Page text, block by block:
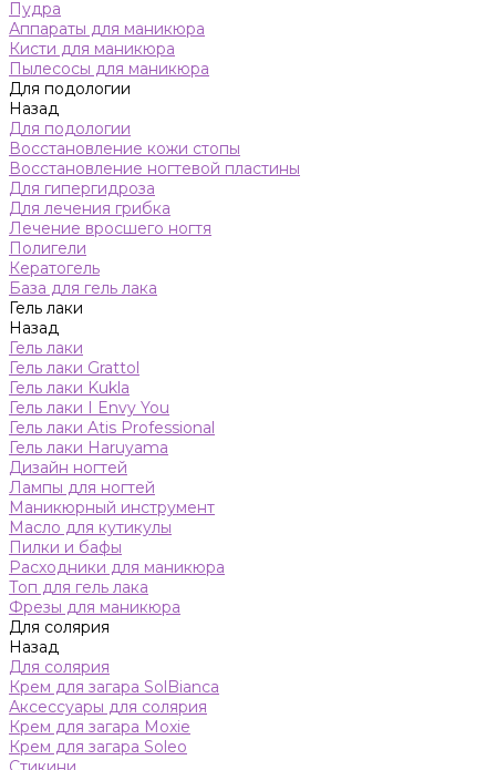
Пудра
Аппараты для маникюра
Кисти для маникюра
Пылесосы для маникюра
Для подологии
Назад
Для подологии
Восстановление кожи стопы
Восстановление ногтевой пластины
Для гипергидроза
Для лечения грибка
Лечение вросшего ногтя
Полигели
Кератогель
База для гель лака
Гель лаки
Назад
Гель лаки
Гель лаки Grattol
Гель лаки Kukla
Гель лаки I Envy You
Гель лаки Atis Professional
Гель лаки Haruyama
Дизайн ногтей
Лампы для ногтей
Маникюрный инструмент
Масло для кутикулы
Пилки и бафы
Расходники для маникюра
Топ для гель лака
Фрезы для маникюра
Для солярия
Назад
Для солярия
Крем для загара SolBianca
Аксессуары для солярия
Крем для загара Moxie
Крем для загара Soleo